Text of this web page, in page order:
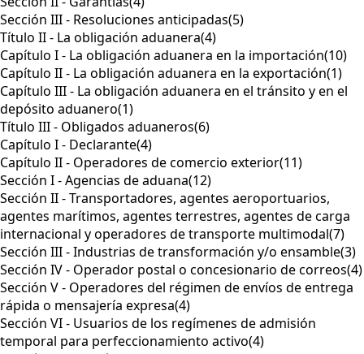
Sección III - Resoluciones anticipadas(5)
Título II - La obligación aduanera(4)
Capítulo I - La obligación aduanera en la importación(10)
Capítulo II - La obligación aduanera en la exportación(1)
Capítulo III - La obligación aduanera en el tránsito y en el
depósito aduanero(1)
Título III - Obligados aduaneros(6)
Capítulo I - Declarante(4)
Capítulo II - Operadores de comercio exterior(11)
Sección I - Agencias de aduana(12)
Sección II - Transportadores, agentes aeroportuarios,
agentes marítimos, agentes terrestres, agentes de carga
internacional y operadores de transporte multimodal(7)
Sección III - Industrias de transformación y/o ensamble(3)
Sección IV - Operador postal o concesionario de correos(4)
Sección V - Operadores del régimen de envíos de entrega
rápida o mensajería expresa(4)
Sección VI - Usuarios de los regímenes de admisión
temporal para perfeccionamiento activo(4)